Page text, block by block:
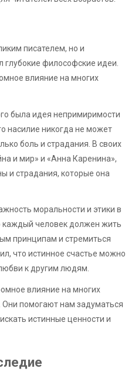
писателем, но и
философские идеи.
влияние на многих
была идея непримиримости
насилие никогда не может
боль и страдания. В своих
и мир» и «Анна Каренина»,
и страдания, которые она
моральности и этики в
каждый человек должен жить
принципам и стремиться
что истинное счастье можно
к другим людям.
влияние на многих
Они помогают нам задуматься
истинные ценности и